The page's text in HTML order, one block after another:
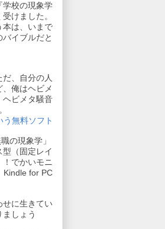
学校の現象学
けました。
本は、いまで
イブルだと
、自分の人
俺はヘビメ
ヘビメタ騒音
無料ソフト
の現象学」
（固定レイ
でかいモニ
Kindle for PC
せに生きてい
しょう